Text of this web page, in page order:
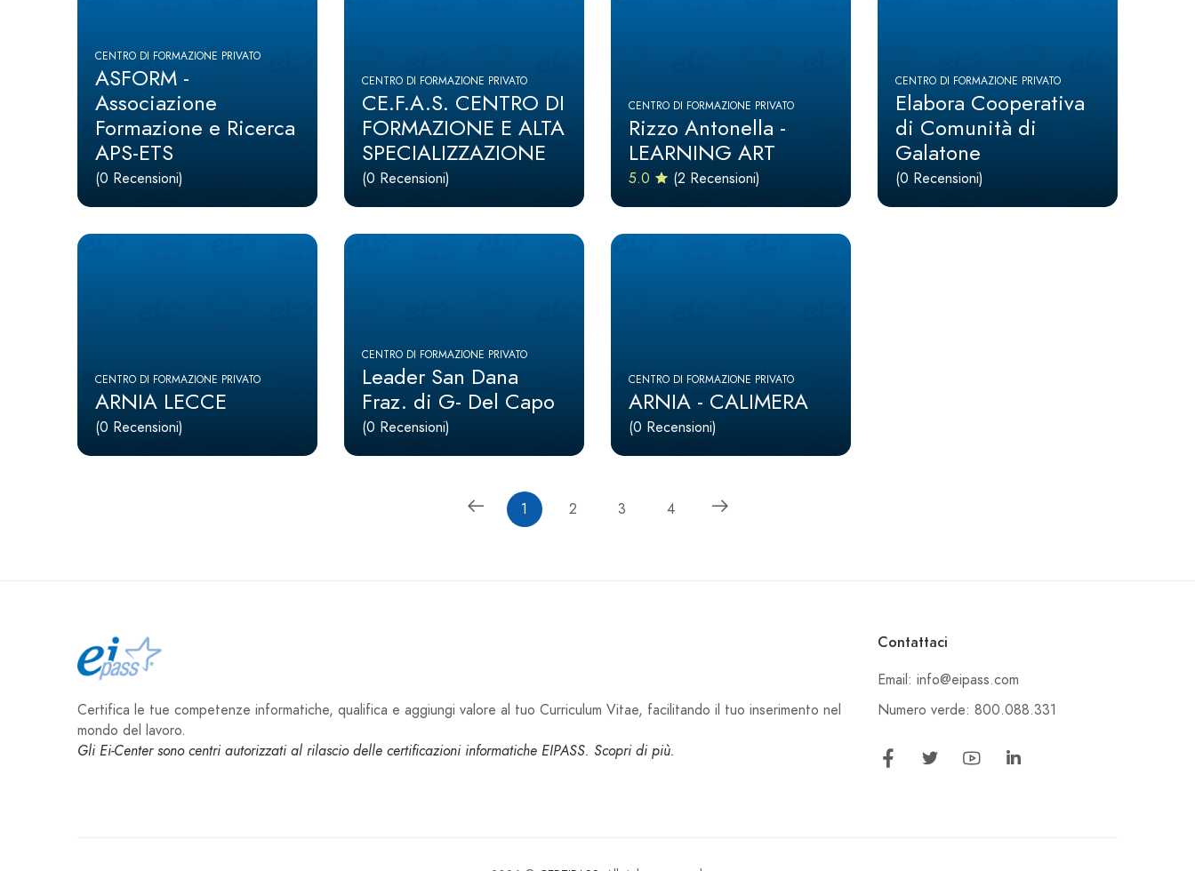
CENTRO DI FORMAZIONE PRIVATO
ASFORM -
Associazione
Formazione e Ricerca
APS-ETS
(0 Recensioni)
CENTRO DI FORMAZIONE PRIVATO
CE.F.A.S. CENTRO DI
FORMAZIONE E ALTA
SPECIALIZZAZIONE
(0 Recensioni)
CENTRO DI FORMAZIONE PRIVATO
Rizzo Antonella -
LEARNING ART
5.0 (2 Recensioni)
CENTRO DI FORMAZIONE PRIVATO
Elabora Cooperativa
di Comunità di
Galatone
(0 Recensioni)
CENTRO DI FORMAZIONE PRIVATO
ARNIA LECCE
(0 Recensioni)
CENTRO DI FORMAZIONE PRIVATO
Leader San Dana
Fraz. di G- Del Capo
(0 Recensioni)
CENTRO DI FORMAZIONE PRIVATO
ARNIA - CALIMERA
(0 Recensioni)
1 2 3 4
Certifica le tue competenze informatiche, qualifica e aggiungi valore al tuo Curriculum Vitae, facilitando il tuo inserimento nel
mondo del lavoro.
Gli Ei-Center sono centri autorizzati al rilascio delle certificazioni informatiche EIPASS. Scopri di più.
Contattaci
Email: info@eipass.com
Numero verde: 800.088.331